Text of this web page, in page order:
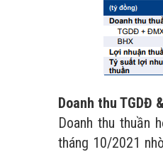
Doanh thu TGDĐ
Doanh thu thuần
tháng 10/2021